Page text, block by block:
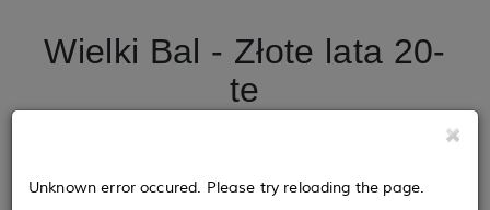
Wielki Bal - Złote lata 20-
te
Unknown error occured. Please try reloading the page.